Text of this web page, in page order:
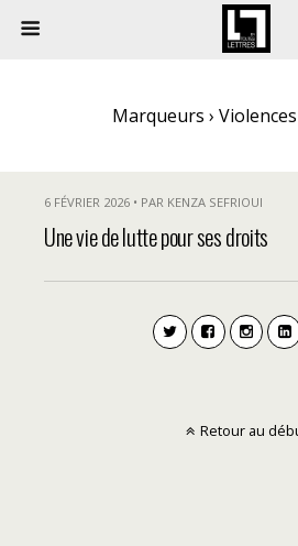
Marqueurs ›
6 FÉVRIER 2026 • PAR KENZA SEFRIOUI
Une vie de lutte pour ses droits
Retour au